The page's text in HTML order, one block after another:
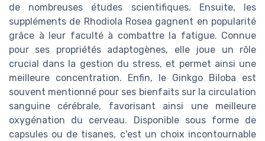
de nombreuses études scientifiques. Ensuite, les
suppléments de Rhodiola Rosea gagnent en popularité
grâce à leur faculté à combattre la fatigue. Connue
pour ses propriétés adaptogènes, elle joue un rôle
crucial dans la gestion du stress, et permet ainsi une
meilleure concentration. Enfin, le Ginkgo Biloba est
souvent mentionné pour ses bienfaits sur la circulation
sanguine cérébrale, favorisant ainsi une meilleure
oxygénation du cerveau. Disponible sous forme de
capsules ou de tisanes, c'est un choix incontournable